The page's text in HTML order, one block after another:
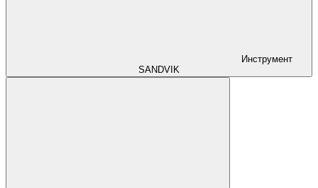
Инструмент
SANDVIK